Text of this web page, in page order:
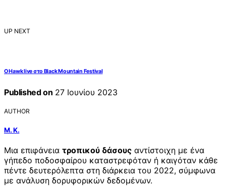
UP NEXT
Ο Hawk live στο Black Mountain Festival
Published on 27 Ιουνίου 2023
AUTHOR
Μ. Κ.
Μια επιφάνεια τροπικού δάσους αντίστοιχη με ένα
γήπεδο ποδοσφαίρου καταστρεφόταν ή καιγόταν κάθε
πέντε δευτερόλεπτα στη διάρκεια του 2022, σύμφωνα
με ανάλυση δορυφορικών δεδομένων.